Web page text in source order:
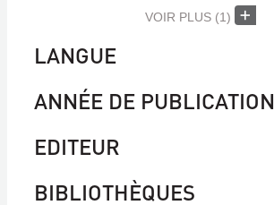
VOIR PLUS (1)
LANGUE
ANNÉE DE PUBLICATION
EDITEUR
BIBLIOTHÈQUES